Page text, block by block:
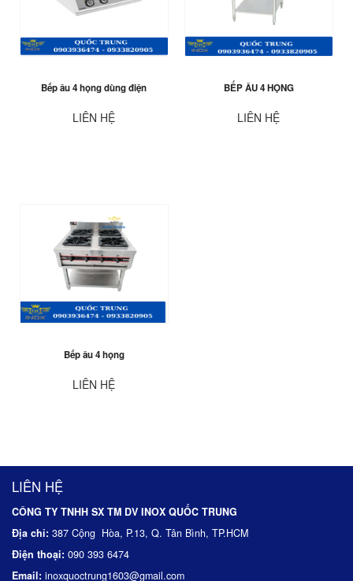
Bếp âu 4 họng dùng điện
LIÊN HỆ
BẾP ÂU 4 HỌNG
LIÊN HỆ
Bếp âu 4 họng
LIÊN HỆ
LIÊN HỆ
CÔNG TY TNHH SX TM DV INOX QUỐC TRUNG
Địa chỉ: 387 Cộng Hòa, P.13, Q. Tân Bình, TP.HCM
Điện thoại: 090 393 6474
Email: inoxquoctrung1603@gmail.com